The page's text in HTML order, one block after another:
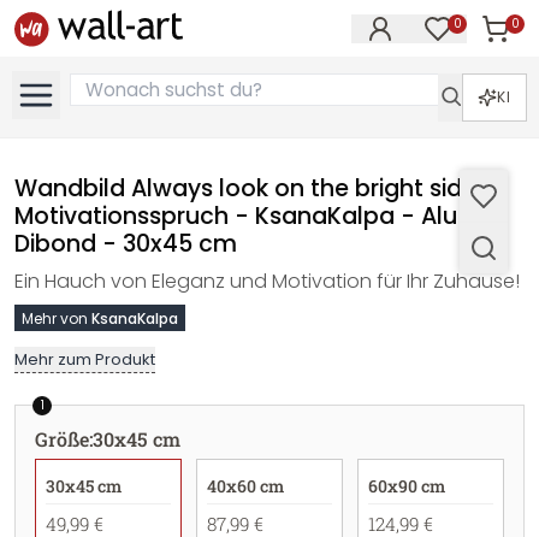
0 0
KI
Wandbild Always look on the bright side -
Motivationsspruch - KsanaKalpa - Alu-
Dibond - 30x45 cm
Ein Hauch von Eleganz und Motivation für Ihr Zuhause!
Mehr von KsanaKalpa
Mehr zum Produkt
1
Größe:30x45 cm
30x45 cm
49,99 €
40x60 cm
87,99 €
60x90 cm
124,99 €